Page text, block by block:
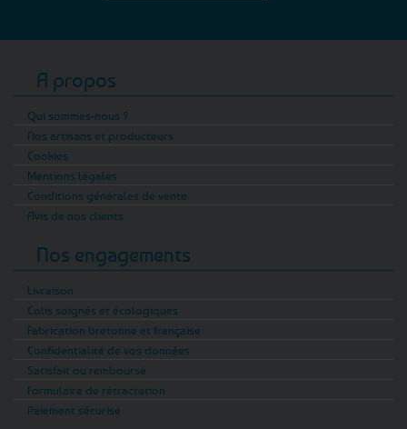
A propos
Qui sommes-nous ?
Nos artisans et producteurs
Cookies
Mentions légales
Conditions générales de vente
Avis de nos clients
Nos engagements
Livraison
Colis soignés et écologiques
Fabrication bretonne et française
Confidentialité de vos données
Satisfait ou remboursé
Formulaire de rétractation
Paiement sécurisé